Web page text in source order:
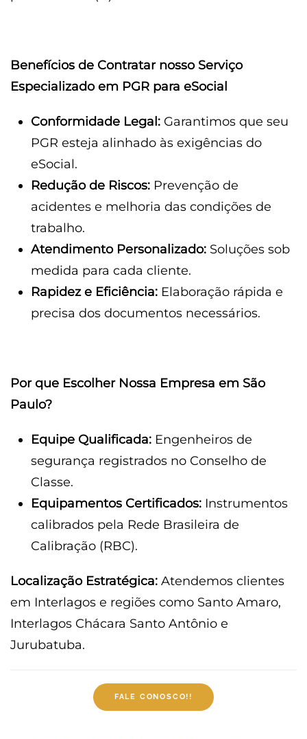
Benefícios de Contratar nosso Serviço
Especializado em PGR para eSocial
Conformidade Legal: Garantimos que seu
PGR esteja alinhado às exigências do
eSocial.
Redução de Riscos: Prevenção de
acidentes e melhoria das condições de
trabalho.
Atendimento Personalizado: Soluções sob
medida para cada cliente.
Rapidez e Eficiência: Elaboração rápida e
precisa dos documentos necessários.
Por que Escolher Nossa Empresa em São
Paulo?
Equipe Qualificada: Engenheiros de
segurança registrados no Conselho de
Classe.
Equipamentos Certificados: Instrumentos
calibrados pela Rede Brasileira de
Calibração (RBC).
Localização Estratégica: Atendemos clientes
em Interlagos e regiões como Santo Amaro,
Interlagos Chácara Santo Antônio e
Jurubatuba.
FALE CONOSCO!!